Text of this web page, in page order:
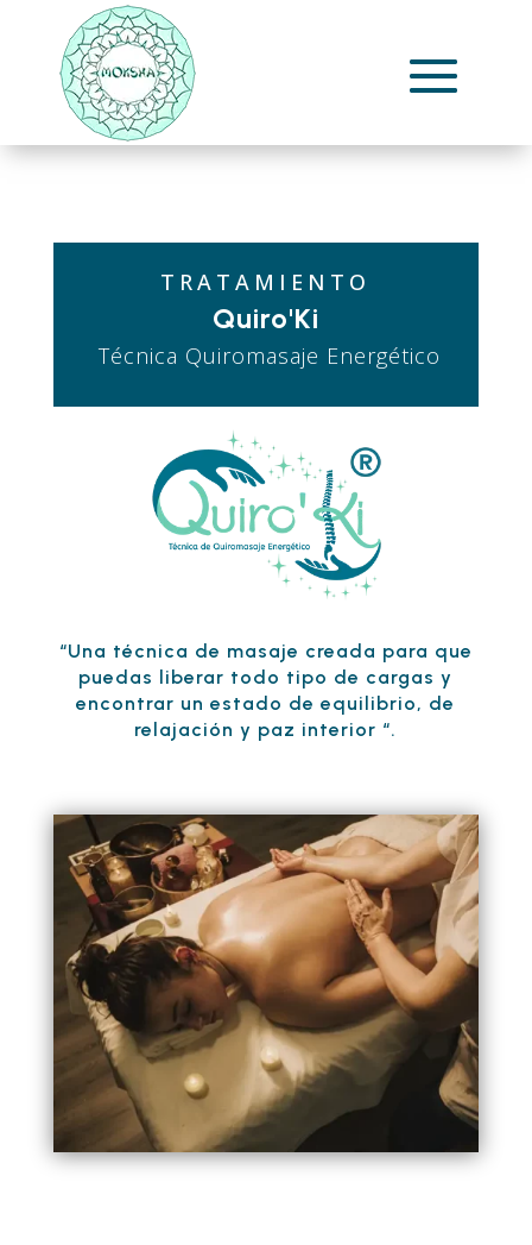
TRATAMIENTO
Quiro'Ki
Técnica Quiromasaje Energético
“Una técnica de masaje creada para que
puedas liberar todo tipo de cargas y
encontrar un estado de equilibrio, de
relajación y paz interior “.